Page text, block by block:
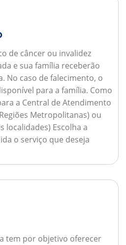
de câncer ou invalidez
e sua família receberão
No caso de falecimento, o
para a família. Como
a Central de Atendimento
Metropolitanas) ou
localidades) Escolha a
o serviço que deseja
tem por objetivo oferecer